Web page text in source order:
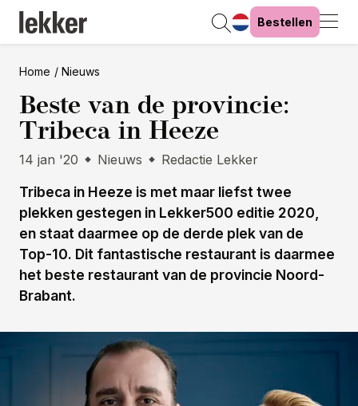
Bestellen
Home Nieuws
Beste van de provincie:
Tribeca in Heeze
14 jan '20 Nieuws Redactie Lekker
Tribeca in Heeze is met maar liefst twee
plekken gestegen in Lekker500 editie 2020,
en staat daarmee op de derde plek van de
Top-10. Dit fantastische restaurant is daarmee
het beste restaurant van de provincie Noord-
Brabant.